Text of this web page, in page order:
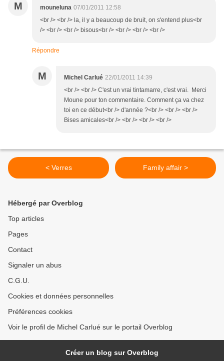
M mouneluna 07/01/2011 12:58
<br /> <br /> la, il y a beaucoup de bruit, on s'entend plus<br
/> <br /> <br /> bisous<br /> <br /> <br /> <br />
Répondre
M Michel Carlué 22/01/2011 14:39
<br /> <br /> C'est un vrai tintamarre, c'est vrai. Merci
Moune pour ton commentaire. Comment ça va chez
toi en ce début<br /> d'année ?<br /> <br /> <br />
Bises amicales<br /> <br /> <br /> <br />
< Verres Family affair >
Hébergé par Overblog
Top articles
Pages
Contact
Signaler un abus
C.G.U.
Cookies et données personnelles
Préférences cookies
Voir le profil de Michel Carlué sur le portail Overblog
Créer un blog sur Overblog